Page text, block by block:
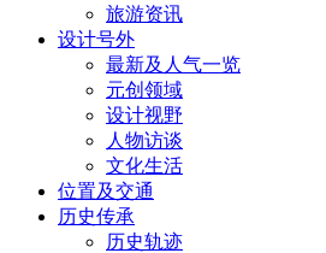
旅游资讯
设计号外
最新及人气一览
元创领域
设计视野
人物访谈
文化生活
位置及交通
历史传承
历史轨迹